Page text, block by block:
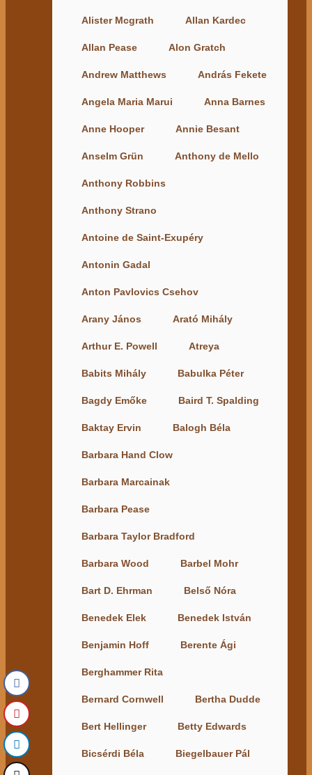
Alister Mcgrath Allan Kardec
Allan Pease Alon Gratch
Andrew Matthews András Fekete
Angela Maria Marui Anna Barnes
Anne Hooper Annie Besant
Anselm Grün Anthony de Mello
Anthony Robbins
Anthony Strano
Antoine de Saint-Exupéry
Antonin Gadal
Anton Pavlovics Csehov
Arany János Arató Mihály
Arthur E. Powell Atreya
Babits Mihály Babulka Péter
Bagdy Emőke Baird T. Spalding
Baktay Ervin Balogh Béla
Barbara Hand Clow
Barbara Marcainak
Barbara Pease
Barbara Taylor Bradford
Barbara Wood Barbel Mohr
Bart D. Ehrman Belső Nóra
Benedek Elek Benedek István
Benjamin Hoff Berente Ági
Berghammer Rita
Bernard Cornwell Bertha Dudde
Bert Hellinger Betty Edwards
Bicsérdi Béla Biegelbauer Pál